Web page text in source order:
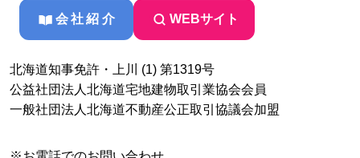
会社紹介 WEBサイト
北海道知事免許・上川 (1) 第1319号
公益社団法人北海道宅地建物取引業協会会員
一般社団法人北海道不動産公正取引協議会加盟